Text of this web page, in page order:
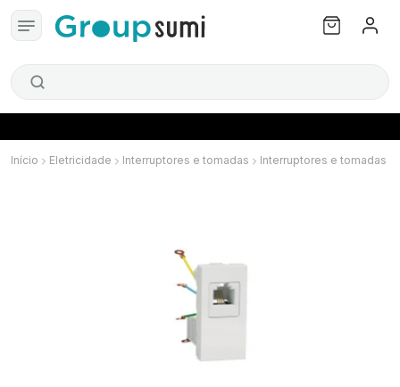
Início Eletricidade Interruptores e tomadas Interruptores e tomadas